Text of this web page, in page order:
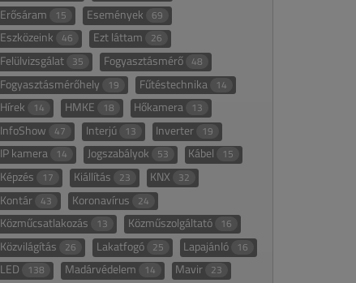
Erősáram 15 Események 69
Eszközeink 46 Ezt láttam 26
Felülvizsgálat 35 Fogyasztásmérő 48
Fogyasztásmérőhely 19 Fűtéstechnika 14
Hírek 14 HMKE 18 Hőkamera 13
InfoShow 47 Interjú 13 Inverter 19
IP kamera 14 Jogszabályok 53 Kábel 15
Képzés 17 Kiállítás 23 KNX 32
Kontár 43 Koronavírus 24
Közműcsatlakozás 13 Közműszolgáltató 16
Közvilágítás 26 Lakatfogó 25 Lapajánló 16
LED 138 Madárvédelem 14 Mavir 23